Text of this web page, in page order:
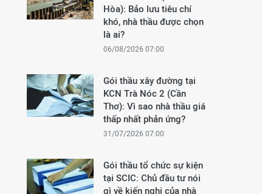
Hòa): Bảo lưu tiêu chí
khó, nhà thầu được chọn
là ai?
06/08/2026 07:00
Gói thầu xây đường tại
KCN Trà Nóc 2 (Cần
Thơ): Vì sao nhà thầu giá
thấp nhất phản ứng?
31/07/2026 07:00
Gói thầu tổ chức sự kiện
tại SCIC: Chủ đầu tư nói
gì về kiến nghị của nhà